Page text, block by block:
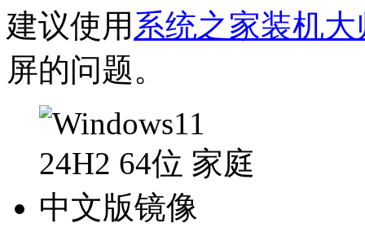
建议使用 系统之家装机大
屏的问题。